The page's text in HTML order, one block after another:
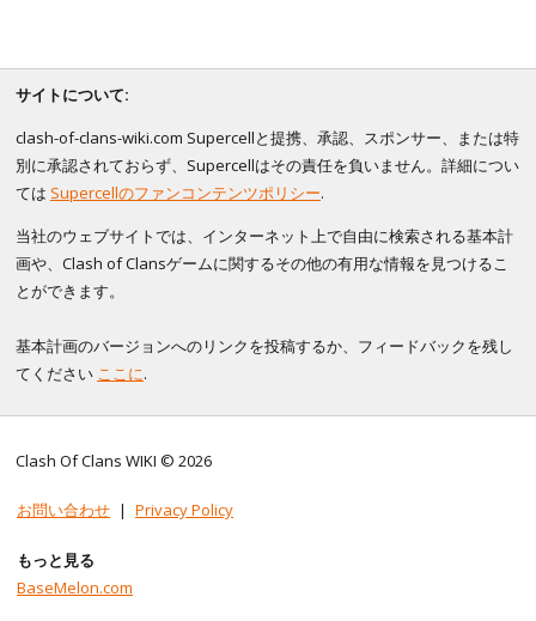
サイトについて:
clash-of-clans-wiki.com Supercellと提携、承認、スポンサー、または特
別に承認されておらず、Supercellはその責任を負いません。詳細につい
ては Supercellのファンコンテンツポリシー.
当社のウェブサイトでは、インターネット上で自由に検索される基本計
画や、Clash of Clansゲームに関するその他の有用な情報を見つけるこ
とができます。
基本計画のバージョンへのリンクを投稿するか、フィードバックを残し
てください ここに.
Clash Of Clans WIKI © 2026
お問い合わせ | Privacy Policy
もっと見る
BaseMelon.com